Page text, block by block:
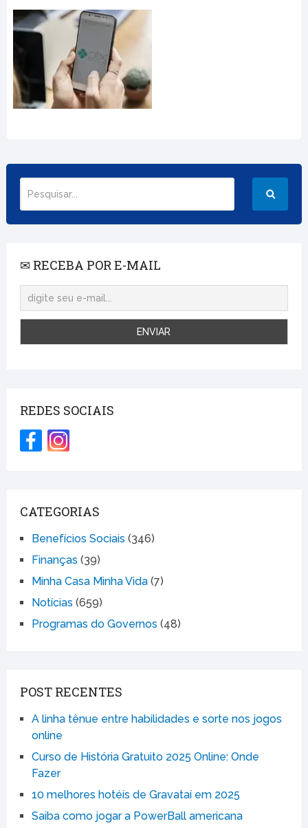
✉ RECEBA POR E-MAIL
REDES SOCIAIS
CATEGORIAS
Benefícios Sociais (346)
Finanças (39)
Minha Casa Minha Vida(7)
Notícias (659)
Programas do Governos (48)
POST RECENTES
A linha tênue entre habilidades e sorte nos jogos
online
Curso de História Gratuito 2025 Online: Onde
Fazer
10 melhores hotéis de Gravataí em 2025
Saiba como jogar a PowerBall americana